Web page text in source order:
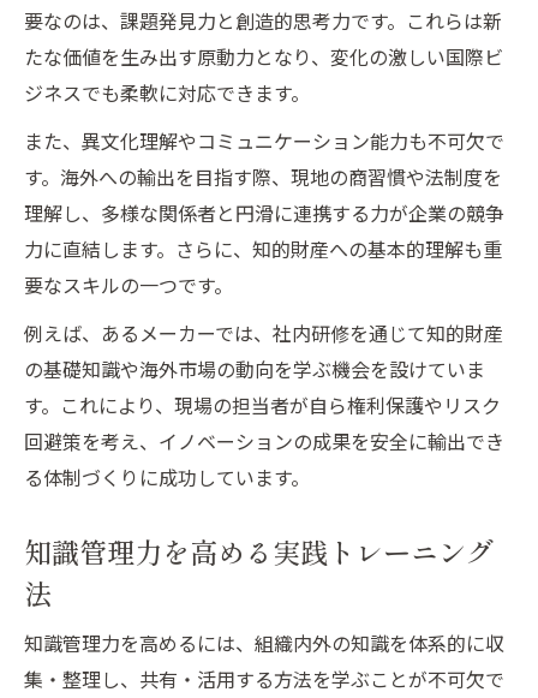
要なのは、課題発見力と創造的思考力です。これらは新
たな価値を生み出す原動力となり、変化の激しい国際ビ
ジネスでも柔軟に対応できます。
また、異文化理解やコミュニケーション能力も不可欠で
す。海外への輸出を目指す際、現地の商習慣や法制度を
理解し、多様な関係者と円滑に連携する力が企業の競争
力に直結します。さらに、知的財産への基本的理解も重
要なスキルの一つです。
例えば、あるメーカーでは、社内研修を通じて知的財産
の基礎知識や海外市場の動向を学ぶ機会を設けていま
す。これにより、現場の担当者が自ら権利保護やリスク
回避策を考え、イノベーションの成果を安全に輸出でき
る体制づくりに成功しています。
知識管理力を高める実践トレーニング
法
知識管理力を高めるには、組織内外の知識を体系的に収
集・整理し、共有・活用する方法を学ぶことが不可欠で